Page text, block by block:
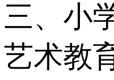
三、小
艺术教